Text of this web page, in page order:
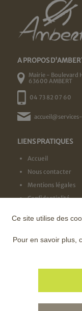
A PROPOS
Mairie - Boulevard
63600 AMBERT
04 73 82 07 60
LIENS PRATIQUES
Accueil
Nous contacter
Mentions légales
Confidentialité
NOS LABELS
Ce site utilise des
Pour en savoir plus,